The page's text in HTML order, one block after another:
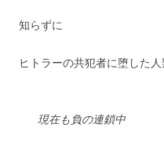
知らずに
ヒトラーの共犯者に堕した人
現在も負の連鎖中